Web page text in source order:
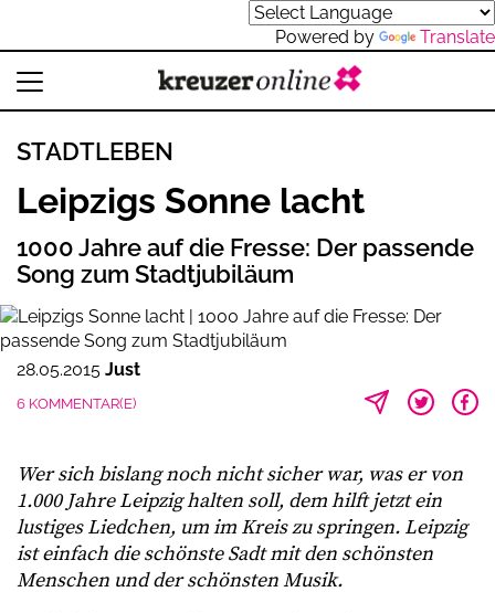
Powered by Translate
STADTLEBEN
Leipzigs Sonne lacht
1000 Jahre auf die Fresse: Der passende
Song zum Stadtjubiläum
28.05.2015 Just
6 KOMMENTAR(E)
Wer sich bislang noch nicht sicher war, was er von
1.000 Jahre Leipzig halten soll, dem hilft jetzt ein
lustiges Liedchen, um im Kreis zu springen. Leipzig
ist einfach die schönste Sadt mit den schönsten
Menschen und der schönsten Musik.